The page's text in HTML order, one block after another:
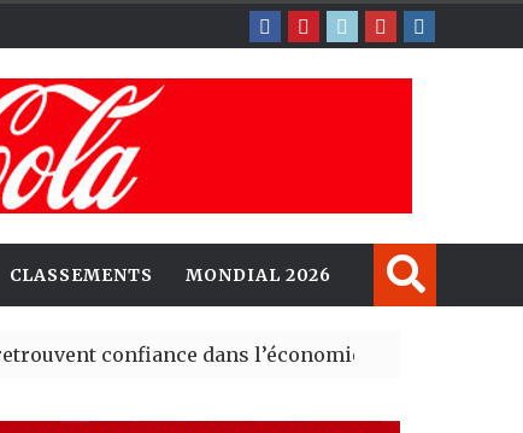
CLASSEMENTS MONDIAL 2026
dans l’économie, mais trois grands